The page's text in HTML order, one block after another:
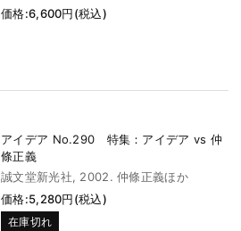
価格:6,600円(税込)
アイデア No.290 特集：アイデア vs 仲
條正義
誠文堂新光社, 2002. 仲條正義ほか
価格:5,280円(税込)
在庫切れ